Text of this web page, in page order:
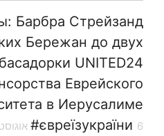
Барбра Стрейзанд
Бережан до двух
UNITED24
Еврейского
в Иерусалиме
#євреїзукраїни 6 אוגוסט 2026, 20:57,